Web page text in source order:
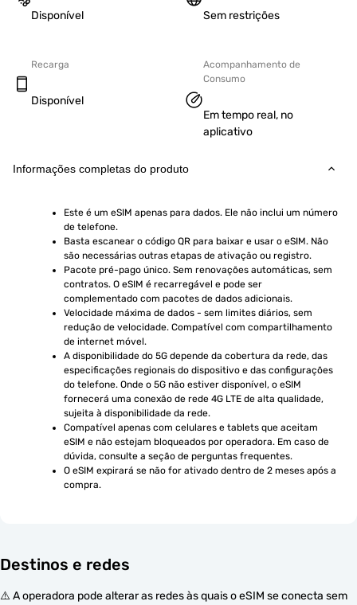
Disponível Sem restrições
Recarga
Disponível
Acompanhamento de
Consumo
Em tempo real, no
aplicativo
Informações completas do produto
Este é um eSIM apenas para dados. Ele não inclui um número
de telefone.
Basta escanear o código QR para baixar e usar o eSIM. Não
são necessárias outras etapas de ativação ou registro.
Pacote pré-pago único. Sem renovações automáticas, sem
contratos. O eSIM é recarregável e pode ser
complementado com pacotes de dados adicionais.
Velocidade máxima de dados - sem limites diários, sem
redução de velocidade. Compatível com compartilhamento
de internet móvel.
A disponibilidade do 5G depende da cobertura da rede, das
especificações regionais do dispositivo e das configurações
do telefone. Onde o 5G não estiver disponível, o eSIM
fornecerá uma conexão de rede 4G LTE de alta qualidade,
sujeita à disponibilidade da rede.
Compatível apenas com celulares e tablets que aceitam
eSIM e não estejam bloqueados por operadora. Em caso de
dúvida, consulte a seção de perguntas frequentes.
O eSIM expirará se não for ativado dentro de 2 meses após a
compra.
Destinos e redes
⚠️ A operadora pode alterar as redes às quais o eSIM se conecta sem